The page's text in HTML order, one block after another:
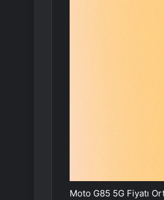
Moto G85 5G Fiyatı